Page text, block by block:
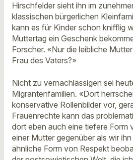
Hirschfelder sieht ihn im
klassischen bürgerlichen
kann es für Kinder schon knifflig
Muttertag ein Geschenk
Forscher. «Nur die leibliche
Frau des Vaters?»
Nicht zu vernachlässigen sei
Migrantenfamilien. «Dort
konservative Rollenbilder vor,
Frauenrechte kann das
dort eben auch eine tiefere Form
einer Mutter gegenüber als wir
ähnliche Form von Respekt